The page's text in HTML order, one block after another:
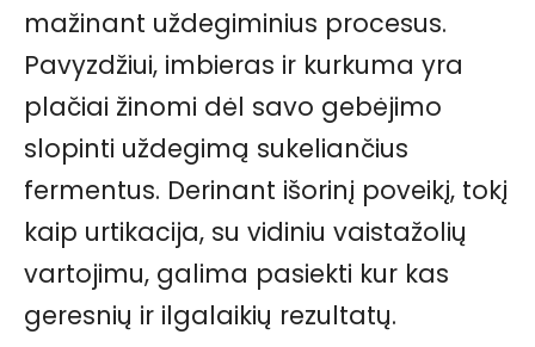
mažinant uždegiminius procesus.
Pavyzdžiui, imbieras ir kurkuma yra
plačiai žinomi dėl savo gebėjimo
slopinti uždegimą sukeliančius
fermentus. Derinant išorinį poveikį, tokį
kaip urtikacija, su vidiniu vaistažolių
vartojimu, galima pasiekti kur kas
geresnių ir ilgalaikių rezultatų.